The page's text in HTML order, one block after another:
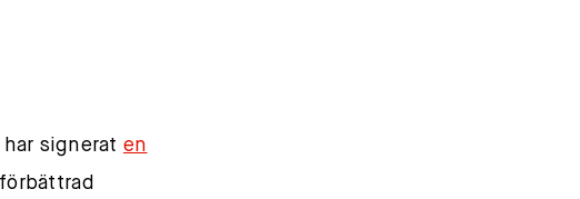
signerat en